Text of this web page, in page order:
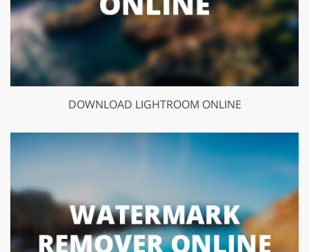
DOWNLOAD LIGHTROOM ONLINE